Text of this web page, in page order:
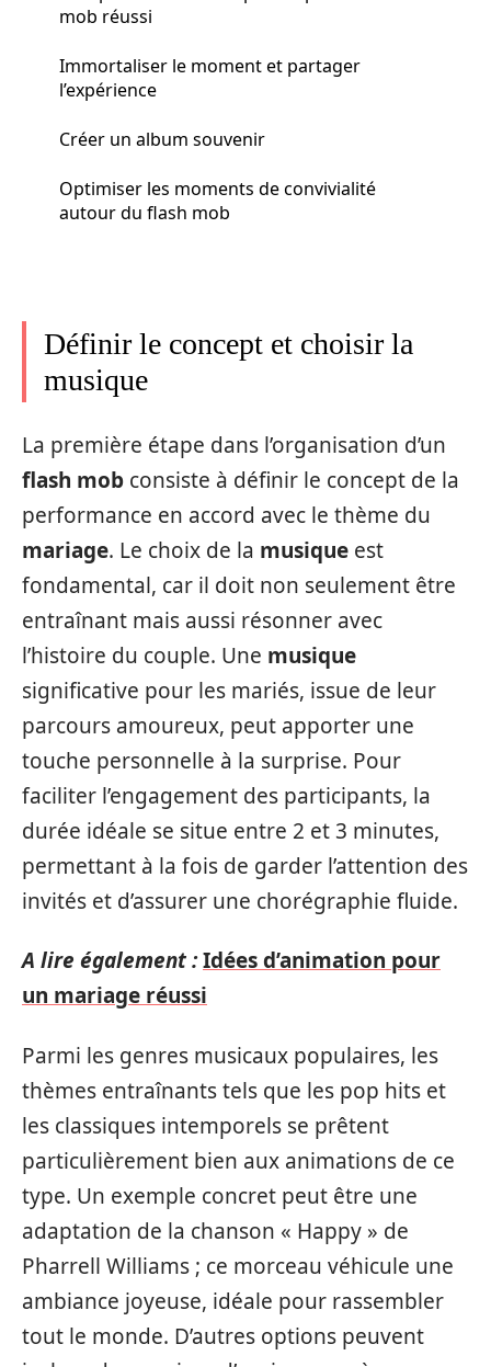
mob réussi
Immortaliser le moment et partager
l’expérience
Créer un album souvenir
Optimiser les moments de convivialité
autour du flash mob
Définir le concept et choisir la
musique
La première étape dans l’organisation d’un
flash mob consiste à définir le concept de la
performance en accord avec le thème du
mariage. Le choix de la musique est
fondamental, car il doit non seulement être
entraînant mais aussi résonner avec
l’histoire du couple. Une musique
significative pour les mariés, issue de leur
parcours amoureux, peut apporter une
touche personnelle à la surprise. Pour
faciliter l’engagement des participants, la
durée idéale se situe entre 2 et 3 minutes,
permettant à la fois de garder l’attention des
invités et d’assurer une chorégraphie fluide.
A lire également :Idées d’animation pour
un mariage réussi
Parmi les genres musicaux populaires, les
thèmes entraînants tels que les pop hits et
les classiques intemporels se prêtent
particulièrement bien aux animations de ce
type. Un exemple concret peut être une
adaptation de la chanson « Happy » de
Pharrell Williams ; ce morceau véhicule une
ambiance joyeuse, idéale pour rassembler
tout le monde. D’autres options peuvent